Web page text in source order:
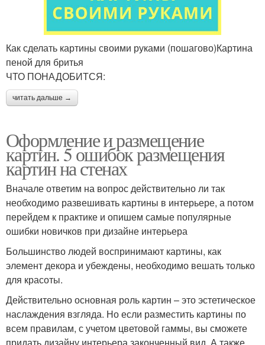
Как сделать картины своими руками (пошагово)Картина
пеной для бритья
ЧТО ПОНАДОБИТСЯ:
читать дальше →
Оформление и размещение
картин. 5 ошибок размещения
картин на стенах
Вначале ответим на вопрос действительно ли так
необходимо развешивать картины в интерьере, а потом
перейдем к практике и опишем самые популярные
ошибки новичков при дизайне интерьера
Большинство людей воспринимают картины, как
элемент декора и убеждены, необходимо вешать только
для красоты.
Действительно основная роль картин – это эстетическое
наслаждения взгляда. Но если разместить картины по
всем правилам, с учетом цветовой гаммы, вы сможете
придать дизайну интерьера законченный вид. А также